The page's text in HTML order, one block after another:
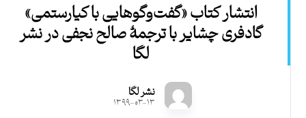
انتشار کتاب «گفت‌وگوهایی با کیارستمی»
گادفری چشایر با ترجمۀ صالح نجفی در نشر
لگا
نشر لگا
۱۳۹۹-۰۳-۱۳